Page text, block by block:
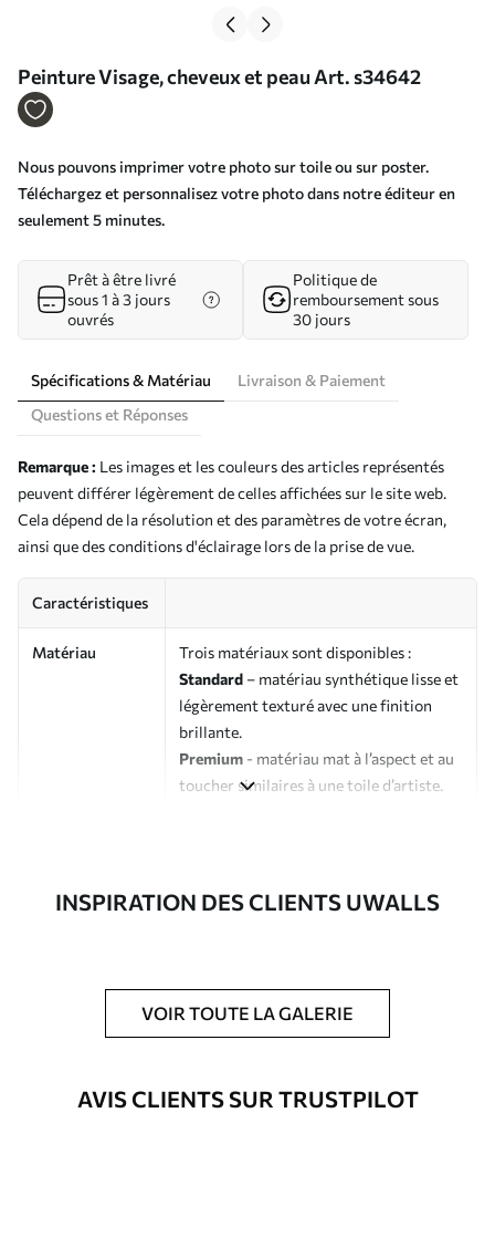
Peinture Visage, cheveux et peau Art. s34642
Nous pouvons imprimer votre photo sur toile ou sur poster.
Téléchargez et personnalisez votre photo dans notre éditeur en
seulement 5 minutes.
Prêt à être livré
sous 1 à 3 jours
ouvrés
Politique de
remboursement sous
30 jours
Spécifications & Matériau
Livraison & Paiement
Questions et Réponses
Remarque : Les images et les couleurs des articles représentés
peuvent différer légèrement de celles affichées sur le site web.
Cela dépend de la résolution et des paramètres de votre écran,
ainsi que des conditions d'éclairage lors de la prise de vue.
Caractéristiques
Matériau
Trois matériaux sont disponibles :
Standard – matériau synthétique lisse et
légèrement texturé avec une finition
brillante.
Premium - matériau mat à l’aspect et au
toucher similaires à une toile d’artiste.
Possibilité d'ajouter un vernis
protecteur pour renforcer la durabilité
du tableau.
Matériaux disponibles
INSPIRATION DES CLIENTS UWALLS
VOIR TOUTE LA GALERIE
AVIS CLIENTS SUR TRUSTPILOT